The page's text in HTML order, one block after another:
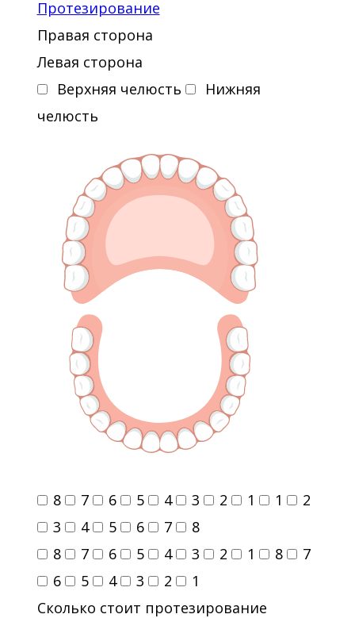
Протезирование
Правая сторона
Левая сторона
Верхняя челюсть
Нижняя
челюсть
8 7 6 5 4 3 2 1 1
2
3
4 5 6 7
8
8
7 6 5 4 3 2 1 8
7
6
5 4 3 2
1
Сколько стоит протезирование